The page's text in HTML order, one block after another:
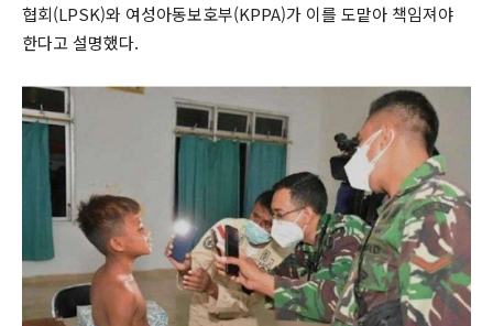
협회(LPSK)와 여성아동보호부(KPPA)가 이를 도맡아 책임져야
한다고 설명했다.